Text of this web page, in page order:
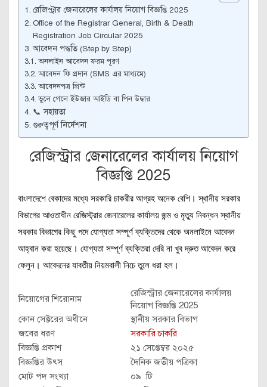
রেজিস্ট্রার জেনারেলের কার্যালয় নিয়োগ বিজ্ঞপ্তি 2025
Office of the Registrar General, Birth & Death
Registration Job Circular 2025
আবেদন পদ্ধতি (Step by Step)
অনলাইন আবেদন ফরম পূরণ
আবেদন ফি প্রদান (SMS এর মাধ্যমে)
আবেদনপত্র প্রিন্ট
ভুলে গেলে ইউজার আইডি বা পিন উদ্ধার
📞 সহায়তা
গুরুত্বপূর্ণ নির্দেশনা
রেজিস্ট্রার জেনারেলের কার্যালয় নিয়োগ
বিজ্ঞপ্তি 2025
বাংলাদেশে বেকাদের মধ্যে সরকারি চাকরীর আগ্রহ অনেক বেশি। স্থানীয় সরকার
বিভাগের আওতাধীন রেজিস্ট্রার জেনারেলের কার্যালয় জন্ম ও মৃত্যু নিবন্ধন স্থানীয়
সরকার বিভাগের কিছু পদে যোগ্যতা সম্পূর্ণ ব্যক্তিদের থেকে অনলাইনে আবেদন
আহ্বান করা হয়েছে। যোগ্যতা সম্পূর্ণ ব্যক্তিরা দেরি না খুব দ্রুত আবেদন করে
ফেলুন। আবেদনের যাবতীয় নিয়মবালী নিচে তুলে ধরা হল।
নিয়োগের শিরোনাম
রেজিস্ট্রার জেনারেলের কার্যালয়
নিয়োগ বিজ্ঞপ্তি 2025
কোন সেক্টরের অধীনে
স্থানীয় সরকার বিভাগ
জবের ধরণ
সরকারি চাকরি
বিজ্ঞপ্তি প্রকাশ
২১ সেপ্তেম্বর ২০২৫
বিজ্ঞপ্তির উৎস
দৈনিক জতীয় পত্রিকা
মোট পদ সংখ্যা
০৯ টি